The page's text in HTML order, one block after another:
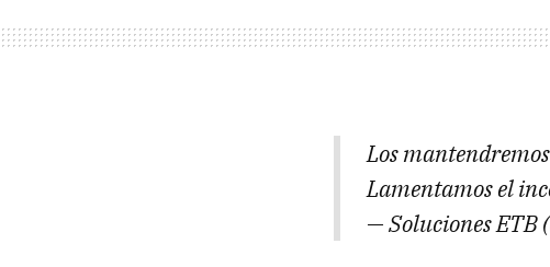
Los
Lamentamos el
— Soluciones ETB